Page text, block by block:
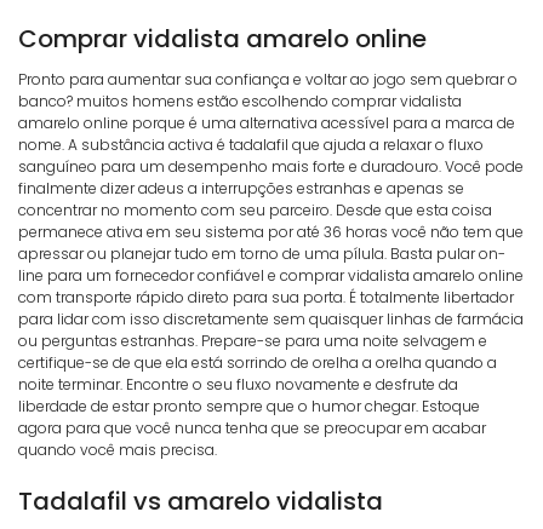
Comprar vidalista amarelo online
Pronto para aumentar sua confiança e voltar ao jogo sem quebrar o
banco? muitos homens estão escolhendo comprar vidalista
amarelo online porque é uma alternativa acessível para a marca de
nome. A substância activa é tadalafil que ajuda a relaxar o fluxo
sanguíneo para um desempenho mais forte e duradouro. Você pode
finalmente dizer adeus a interrupções estranhas e apenas se
concentrar no momento com seu parceiro. Desde que esta coisa
permanece ativa em seu sistema por até 36 horas você não tem que
apressar ou planejar tudo em torno de uma pílula. Basta pular on-
line para um fornecedor confiável e comprar vidalista amarelo online
com transporte rápido direto para sua porta. É totalmente libertador
para lidar com isso discretamente sem quaisquer linhas de farmácia
ou perguntas estranhas. Prepare-se para uma noite selvagem e
certifique-se de que ela está sorrindo de orelha a orelha quando a
noite terminar. Encontre o seu fluxo novamente e desfrute da
liberdade de estar pronto sempre que o humor chegar. Estoque
agora para que você nunca tenha que se preocupar em acabar
quando você mais precisa.
Tadalafil vs amarelo vidalista